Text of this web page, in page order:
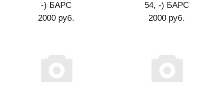
-) БАРС
2000 руб.
54, -) БАРС
2000 руб.